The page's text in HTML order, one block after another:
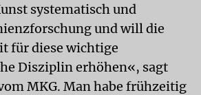
systematisch und
und will die
für diese wichtige
Disziplin erhöhen«, sagt
MKG. Man habe frühzeitig